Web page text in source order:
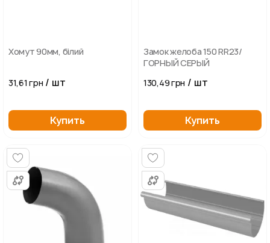
Хомут 90мм, білий
31,61 грн / шт
Купить
Замок желоба 150 RR23/
ГОРНЫЙ СЕРЫЙ
130,49 грн / шт
Купить